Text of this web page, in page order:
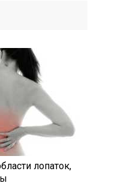
лопаток,